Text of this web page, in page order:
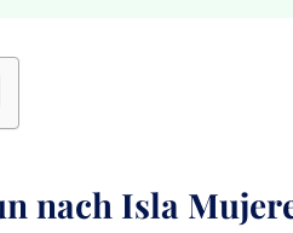
nach Isla